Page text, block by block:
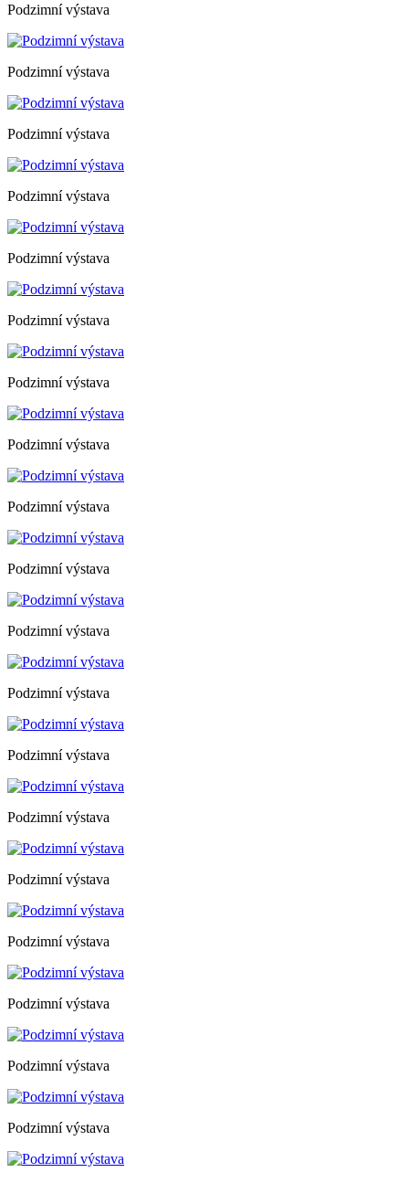
Podzimní výstava
Podzimní výstava
Podzimní výstava
Podzimní výstava
Podzimní výstava
Podzimní výstava
Podzimní výstava
Podzimní výstava
Podzimní výstava
Podzimní výstava
Podzimní výstava
Podzimní výstava
Podzimní výstava
Podzimní výstava
Podzimní výstava
Podzimní výstava
Podzimní výstava
Podzimní výstava
Podzimní výstava